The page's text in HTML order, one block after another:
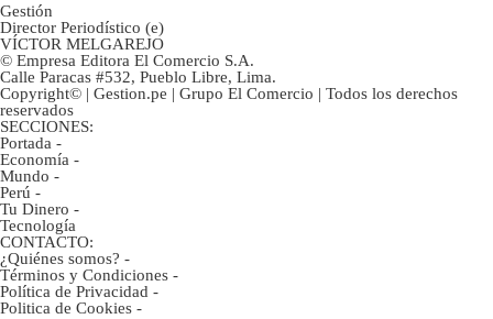
Gestión
Director Periodístico (e)
VÍCTOR MELGAREJO
© Empresa Editora El Comercio S.A.
Calle Paracas #532, Pueblo Libre, Lima.
Copyright© | Gestion.pe | Grupo El Comercio | Todos los derechos
reservados
SECCIONES:
Portada -
Economía -
Mundo -
Perú -
Tu Dinero -
Tecnología
CONTACTO:
¿Quiénes somos? -
Términos y Condiciones -
Política de Privacidad -
Politica de Cookies -